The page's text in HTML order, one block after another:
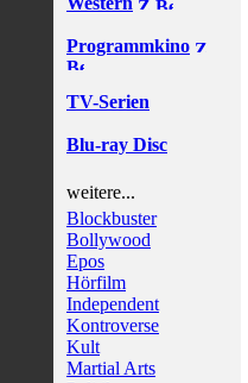
Programmkino
TV-Serien
Blu-ray Disc
weitere...
Blockbuster
Bollywood
Epos
Hörfilm
Independent
Kontroverse
Kult
Martial Arts